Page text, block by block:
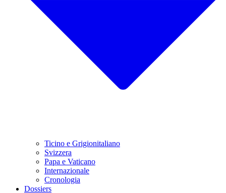
Ticino e Grigionitaliano
Svizzera
Papa e Vaticano
Internazionale
Cronologia
Dossiers